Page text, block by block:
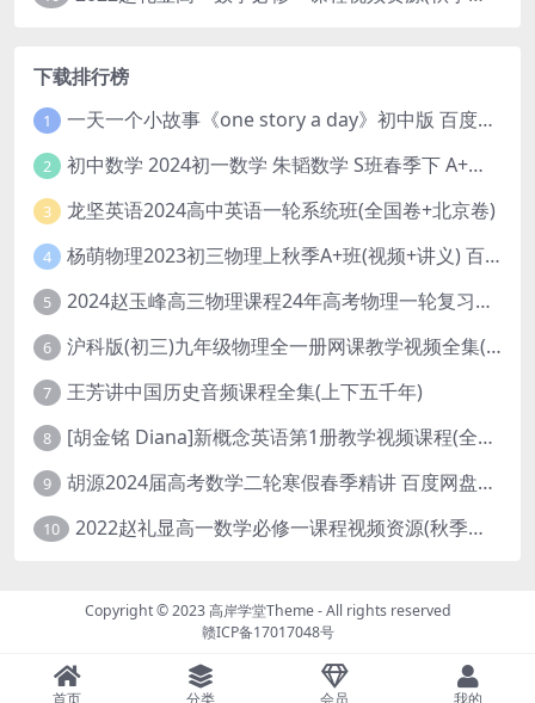
下载排行榜
1 一天一个小故事《one story a day》初中版 百度网盘分享下载
2 初中数学 2024初一数学 朱韬数学 S班春季下 A+班春季下 百度云网盘
3 龙坚英语2024高中英语一轮系统班(全国卷+北京卷)
4 杨萌物理2023初三物理上秋季A+班(视频+讲义) 百度网盘分享
5 2024赵玉峰高三物理课程24年高考物理一轮复习网课教程
6 沪科版(初三)九年级物理全一册网课教学视频全集(录播版 杜春雨 66讲)
7 王芳讲中国历史音频课程全集(上下五千年)
8 [胡金铭 Diana]新概念英语第1册教学视频课程(全集 百度网盘下载)
9 胡源2024届高考数学二轮寒假春季精讲 百度网盘分享
10 2022赵礼显高一数学必修一课程视频资源(秋季班 含讲义)百度网盘云
Copyright © 2023高岸学堂Theme- All rights reserved
赣ICP备17017048号
首页 分类 会员 我的